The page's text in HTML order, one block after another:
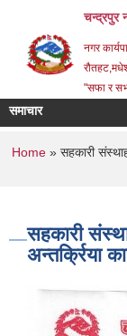
चन्द्रपुर
नगर
"सफा र
समाचार
You are
Home » सहकारी
सहकारी
अन्तर्क्रिया